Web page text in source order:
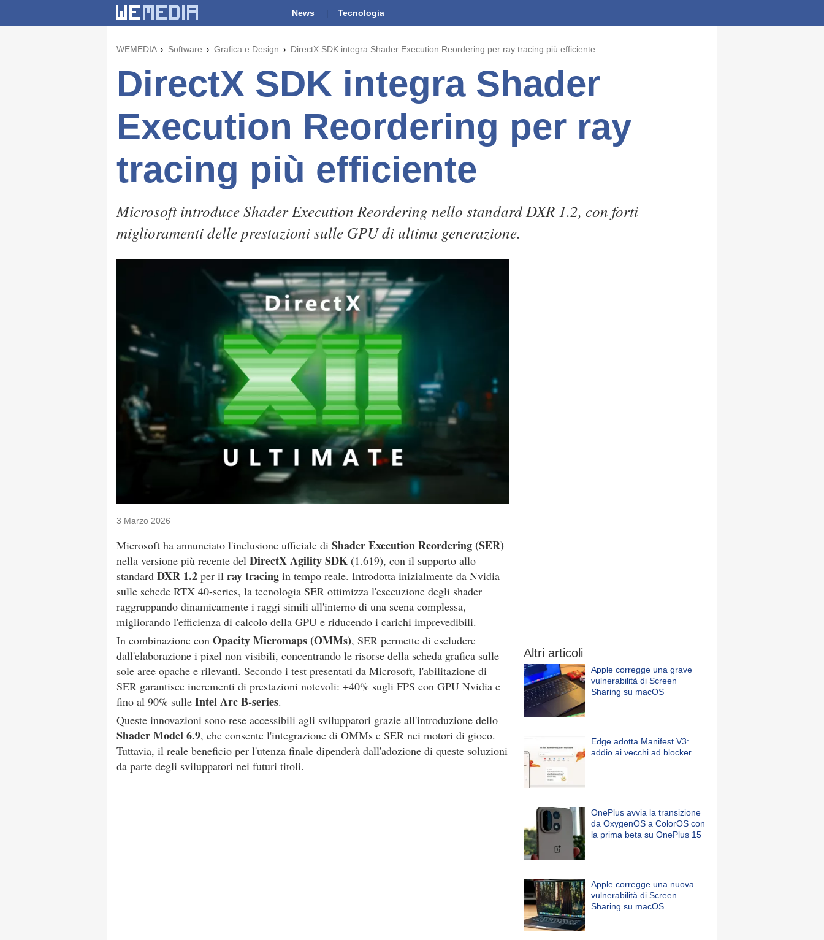
News Tecnologia
WEMEDIA Software Grafica e Design DirectX SDK integra Shader Execution Reordering per ray tracing più efficiente
DirectX SDK integra Shader
Execution Reordering per ray
tracing più efficiente
Microsoft introduce Shader Execution Reordering nello standard DXR 1.2, con forti
miglioramenti delle prestazioni sulle GPU di ultima generazione.
3 Marzo 2026
Microsoft ha annunciato l'inclusione ufficiale di Shader Execution Reordering (SER)
nella versione più recente del DirectX Agility SDK (1.619), con il supporto allo
standard DXR 1.2 per il ray tracing in tempo reale. Introdotta inizialmente da Nvidia
sulle schede RTX 40-series, la tecnologia SER ottimizza l'esecuzione degli shader
raggruppando dinamicamente i raggi simili all'interno di una scena complessa,
migliorando l'efficienza di calcolo della GPU e riducendo i carichi imprevedibili.
In combinazione con Opacity Micromaps (OMMs), SER permette di escludere
dall'elaborazione i pixel non visibili, concentrando le risorse della scheda grafica sulle
sole aree opache e rilevanti. Secondo i test presentati da Microsoft, l'abilitazione di
SER garantisce incrementi di prestazioni notevoli: +40% sugli FPS con GPU Nvidia e
fino al 90% sulle Intel Arc B-series.
Queste innovazioni sono rese accessibili agli sviluppatori grazie all'introduzione dello
Shader Model 6.9, che consente l'integrazione di OMMs e SER nei motori di gioco.
Tuttavia, il reale beneficio per l'utenza finale dipenderà dall'adozione di queste soluzioni
da parte degli sviluppatori nei futuri titoli.
Altri articoli
Apple corregge una grave
vulnerabilità di Screen
Sharing su macOS
Edge adotta Manifest V3:
addio ai vecchi ad blocker
OnePlus avvia la transizione
da OxygenOS a ColorOS con
la prima beta su OnePlus 15
Apple corregge una nuova
vulnerabilità di Screen
Sharing su macOS